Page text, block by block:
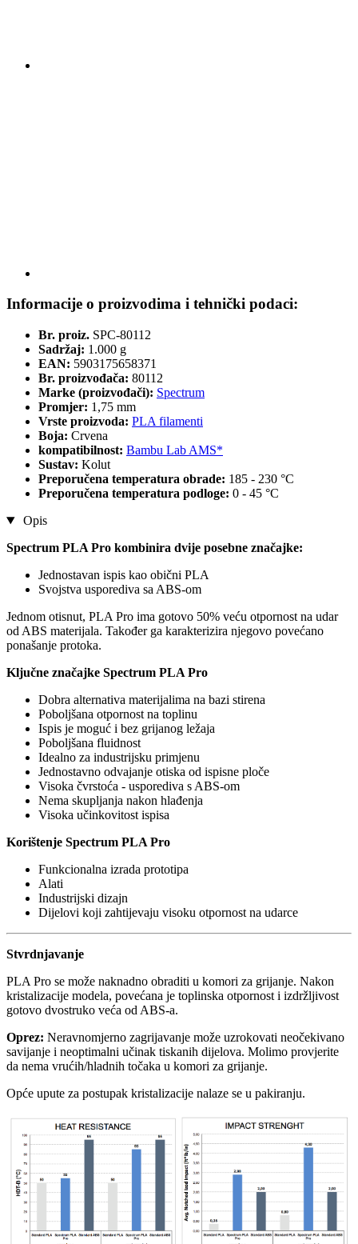
Informacije o proizvodima i tehnički podaci:
Br. proiz. SPC-80112
Sadržaj: 1.000 g
EAN: 5903175658371
Br. proizvođača: 80112
Marke (proizvođači): Spectrum
Promjer: 1,75 mm
Vrste proizvoda: PLA filamenti
Boja: Crvena
kompatibilnost: Bambu Lab AMS*
Sustav: Kolut
Preporučena temperatura obrade: 185 - 230 °C
Preporučena temperatura podloge: 0 - 45 °C
Opis
Spectrum PLA Pro kombinira dvije posebne značajke:
Jednostavan ispis kao obični PLA
Svojstva usporediva sa ABS-om
Jednom otisnut, PLA Pro ima gotovo 50% veću otpornost na udar
od ABS materijala. Također ga karakterizira njegovo povećano
ponašanje protoka.
Ključne značajke Spectrum PLA Pro
Dobra alternativa materijalima na bazi stirena
Poboljšana otpornost na toplinu
Ispis je moguć i bez grijanog ležaja
Poboljšana fluidnost
Idealno za industrijsku primjenu
Jednostavno odvajanje otiska od ispisne ploče
Visoka čvrstoća - usporediva s ABS-om
Nema skupljanja nakon hlađenja
Visoka učinkovitost ispisa
Korištenje Spectrum PLA Pro
Funkcionalna izrada prototipa
Alati
Industrijski dizajn
Dijelovi koji zahtijevaju visoku otpornost na udarce
Stvrdnjavanje
PLA Pro se može naknadno obraditi u komori za grijanje. Nakon
kristalizacije modela, povećana je toplinska otpornost i izdržljivost
gotovo dvostruko veća od ABS-a.
Oprez: Neravnomjerno zagrijavanje može uzrokovati neočekivano
savijanje i neoptimalni učinak tiskanih dijelova. Molimo provjerite
da nema vrućih/hladnih točaka u komori za grijanje.
Opće upute za postupak kristalizacije nalaze se u pakiranju.